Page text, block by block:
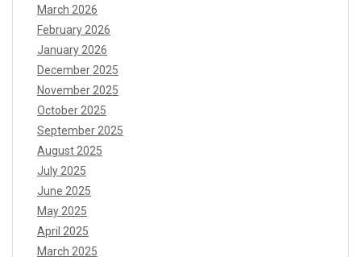
March 2026
February 2026
January 2026
December 2025
November 2025
October 2025
September 2025
August 2025
July 2025
June 2025
May 2025
April 2025
March 2025